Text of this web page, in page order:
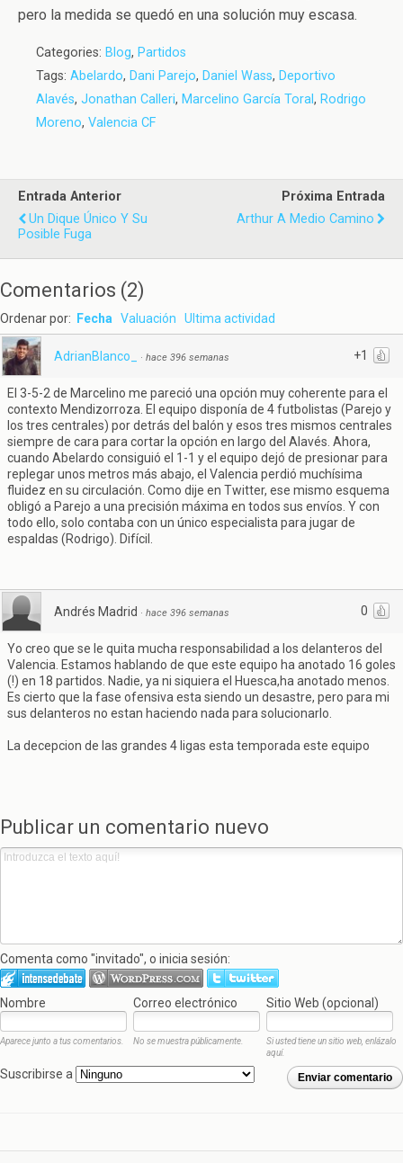
pero la medida se quedó en una solución muy escasa.
Categories: Blog, Partidos
Tags: Abelardo, Dani Parejo, Daniel Wass, Deportivo
Alavés, Jonathan Calleri, Marcelino García Toral, Rodrigo
Moreno, Valencia CF
Entrada Anterior
Un Dique Único Y Su
Posible Fuga
Próxima Entrada
Arthur A Medio Camino
Comentarios (2)
Ordenar por: Fecha Valuación Ultima actividad
+1
AdrianBlanco_ · hace 396 semanas
El 3-5-2 de Marcelino me pareció una opción muy coherente para el
contexto Mendizorroza. El equipo disponía de 4 futbolistas (Parejo y
los tres centrales) por detrás del balón y esos tres mismos centrales
siempre de cara para cortar la opción en largo del Alavés. Ahora,
cuando Abelardo consiguió el 1-1 y el equipo dejó de presionar para
replegar unos metros más abajo, el Valencia perdió muchísima
fluidez en su circulación. Como dije en Twitter, ese mismo esquema
obligó a Parejo a una precisión máxima en todos sus envíos. Y con
todo ello, solo contaba con un único especialista para jugar de
espaldas (Rodrigo). Difícil.
0
Andrés Madrid · hace 396 semanas
Yo creo que se le quita mucha responsabilidad a los delanteros del
Valencia. Estamos hablando de que este equipo ha anotado 16 goles
(!) en 18 partidos. Nadie, ya ni siquiera el Huesca,ha anotado menos.
Es cierto que la fase ofensiva esta siendo un desastre, pero para mi
sus delanteros no estan haciendo nada para solucionarlo.
La decepcion de las grandes 4 ligas esta temporada este equipo
Publicar un comentario nuevo
Comenta como "invitado", o inicia sesión:
Nombre Correo electrónico Sitio Web (opcional)
Aparece junto a tus comentarios. No se muestra públicamente.
Si usted tiene un sitio web, enlázalo
aquí.
Enviar comentario
Suscribirse a